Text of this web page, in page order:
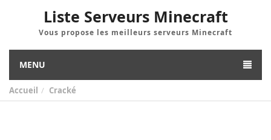
Liste Serveurs Minecraft
Vous propose les meilleurs serveurs Minecraft
MENU
Accueil Cracké